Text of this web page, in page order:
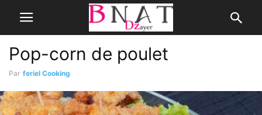
Pop-corn de poulet
Par feriel Cooking